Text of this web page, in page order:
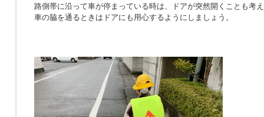
路側帯に沿って車が停まっている時は、ドアが突然開くことも考
車の脇を通るときはドアにも用心するようにしましょう。